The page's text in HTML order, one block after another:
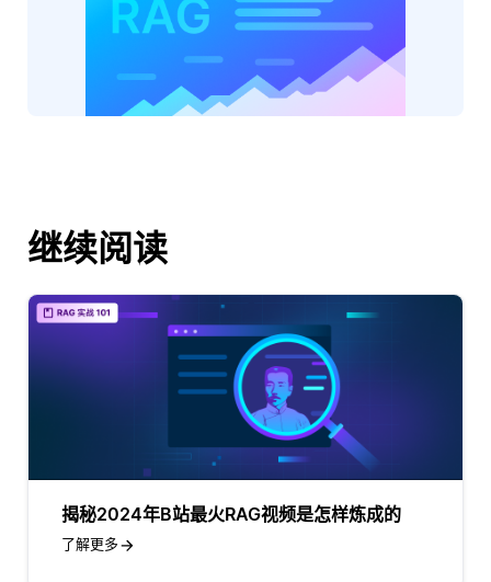
继续阅读
揭秘2024年B站最火RAG视频是怎样炼成的
了解更多